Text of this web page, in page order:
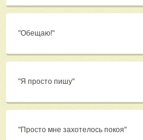
"Обещаю!"
"Я просто пишу"
"Просто мне захотелось покоя"